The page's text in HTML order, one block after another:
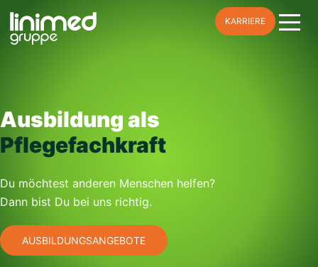
Skip
to
KARRIERE
Ausbildung als
Pflegefachkraft
Du möchtest anderen Menschen helfen?
Dann bist Du bei uns richtig.
AUSBILDUNGSANGEBOTE